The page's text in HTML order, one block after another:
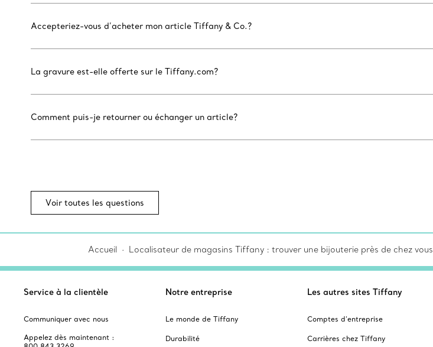
Accepteriez-vous d’acheter mon article Tiffany & Co.?
La gravure est-elle offerte sur le Tiffany.com?
Comment puis-je retourner ou échanger un article?
Voir toutes les questions
Accueil Localisateur de magasins Tiffany : trouver une bijouterie près de chez vous
Service à la clientèle
Communiquer avec nous
Appelez dès maintenant :
Notre entreprise
Le monde de Tiffany
Durabilité
Les autres sites Tiffany
Comptes d’entreprise
Carrières chez Tiffany